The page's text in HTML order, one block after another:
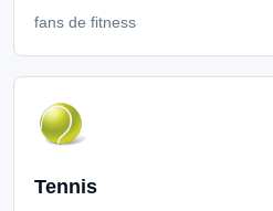
fans de fitness
Tennis